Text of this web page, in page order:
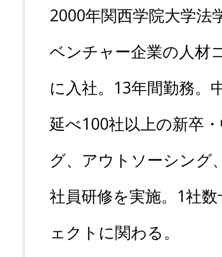
2000年関西学院大学法
ベンチャー企業の人材
に入社。13年間勤務。
延べ100社以上の新卒
グ、アウトソーシング
社員研修を実施。1社
ェクトに関わる。